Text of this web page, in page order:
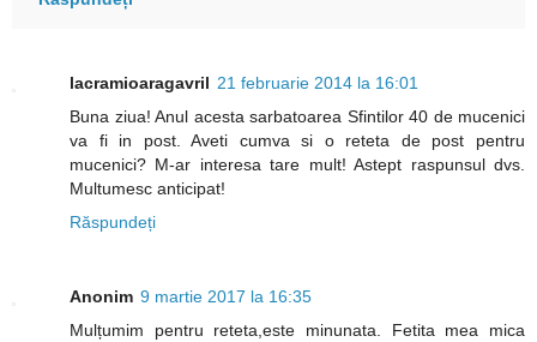
lacramioaragavril 21 februarie 2014 la 16:01
Buna ziua! Anul acesta sarbatoarea Sfintilor 40 de mucenici
va fi in post. Aveti cumva si o reteta de post pentru
mucenici? M-ar interesa tare mult! Astept raspunsul dvs.
Multumesc anticipat!
Răspundeți
Anonim 9 martie 2017 la 16:35
Mulțumim pentru reteta,este minunata. Fetita mea mica